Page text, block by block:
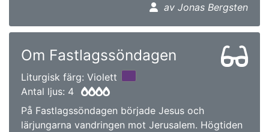
av Jonas Bergsten
Om Fastlagssöndagen
Liturgisk färg: Violett
Antal ljus: 4
På Fastlagssöndagen började Jesus och
lärjungarna vandringen mot Jerusalem. Högtiden